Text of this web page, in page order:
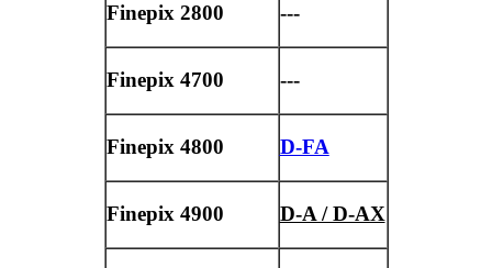
Finepix 2800 ---
Finepix 4700 ---
Finepix 4800 D-FA
Finepix 4900 D-A / D-AX